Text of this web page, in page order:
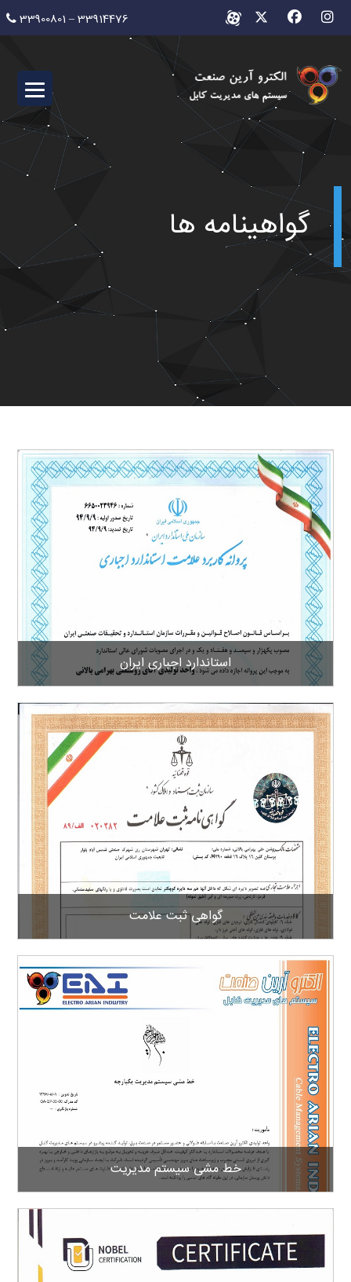
Skip
33900801 – 33914476
گواهینامه ها
استاندارد اجباری ایران
گواهی ثبت علامت
خط مشی سیستم مدیریت